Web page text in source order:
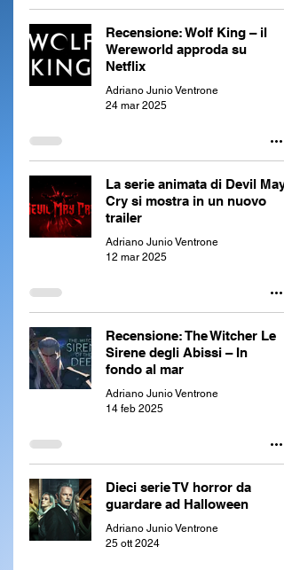
Recensione: Wolf King – il
Wereworld approda su
Netflix
Adriano Junio Ventrone
24 mar 2025
La serie animata di Devil May
Cry si mostra in un nuovo
trailer
Adriano Junio Ventrone
12 mar 2025
Recensione: The Witcher Le
Sirene degli Abissi – In
fondo al mar
Adriano Junio Ventrone
14 feb 2025
Dieci serie TV horror da
guardare ad Halloween
Adriano Junio Ventrone
25 ott 2024